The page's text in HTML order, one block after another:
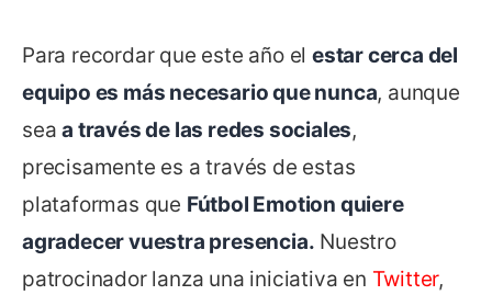
Para recordar que este año el estar cerca del
equipo es más necesario que nunca, aunque
seaa través de las redes sociales,
precisamente es a través de estas
plataformas que Fútbol Emotion quiere
agradecer vuestra presencia. Nuestro
patrocinador lanza una iniciativa en Twitter,